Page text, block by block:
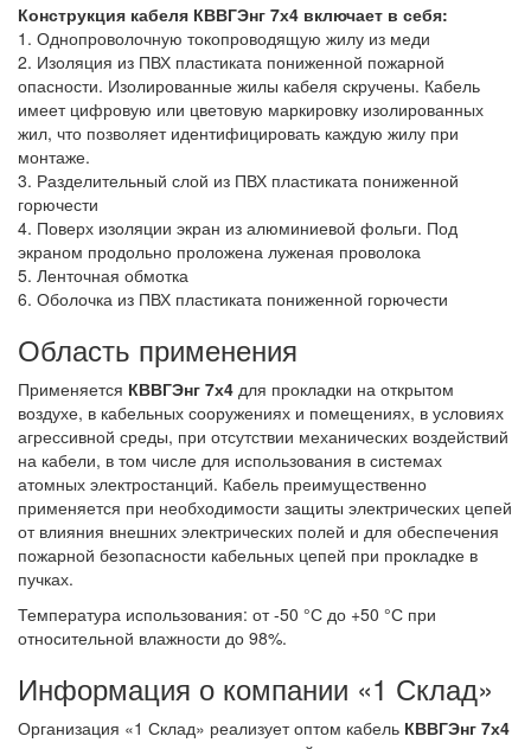
Конструкция кабеля КВВГЭнг 7х4 включает в себя:
1. Однопроволочную токопроводящую жилу из меди
2. Изоляция из ПВХ пластиката пониженной пожарной
опасности. Изолированные жилы кабеля скручены. Кабель
имеет цифровую или цветовую маркировку изолированных
жил, что позволяет идентифицировать каждую жилу при
монтаже.
3. Разделительный слой из ПВХ пластиката пониженной
горючести
4. Поверх изоляции экран из алюминиевой фольги. Под
экраном продольно проложена луженая проволока
5. Ленточная обмотка
6. Оболочка из ПВХ пластиката пониженной горючести
Область применения
Применяется КВВГЭнг 7х4 для прокладки на открытом
воздухе, в кабельных сооружениях и помещениях, в условиях
агрессивной среды, при отсутствии механических воздействий
на кабели, в том числе для использования в системах
атомных электростанций. Кабель преимущественно
применяется при необходимости защиты электрических цепей
от влияния внешних электрических полей и для обеспечения
пожарной безопасности кабельных цепей при прокладке в
пучках.
Температура использования: от -50 °С до +50 °С при
относительной влажности до 98%.
Информация о компании «1 Склад»
Организация «1 Склад» реализует оптом кабель КВВГЭнг 7х4